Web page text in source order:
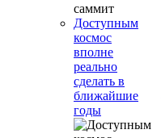
Доступным
космос
вполне
реально
сделать в
ближайшие
годы